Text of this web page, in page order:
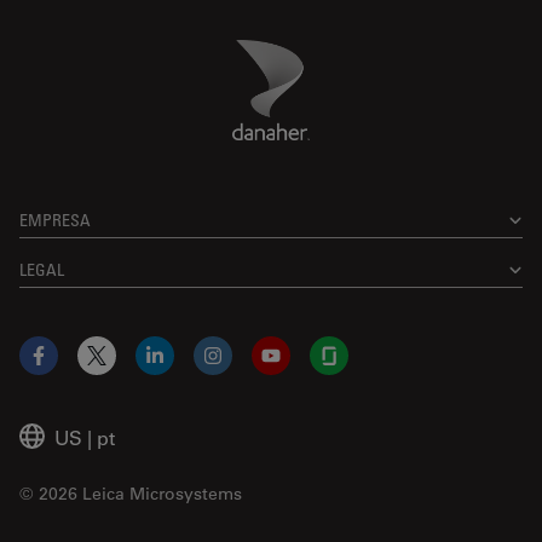
Danaher Logo
EMPRESA
LEGAL
US | pt
© 2026 Leica Microsystems
Facebook
X LinkedInInstagramYouTubeGlassdoor